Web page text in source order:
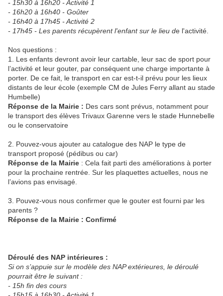
- 15h30 à 16h20 - Activité 1
- 16h20 à 16h40 - Goûter
- 16h40 à 17h45 - Activité 2
- 17h45 - Les parents récupèrent l'enfant sur le lieu de l'activité.
Nos questions :
1. Les enfants devront avoir leur cartable, leur sac de sport pour
l’activité et leur gouter, par conséquent une charge importante à
porter. De ce fait, le transport en car est-t-il prévu pour les lieux
distants de leur école (exemple CM de Jules Ferry allant au stade
Humbelle)
Réponse de la Mairie : Des cars sont prévus, notamment pour
le transport des élèves Trivaux Garenne vers le stade Hunnebelle
ou le conservatoire
2. Pouvez-vous ajouter au catalogue des NAP le type de
transport proposé (pédibus ou car)
Réponse de la Mairie : Cela fait parti des améliorations à porter
pour la prochaine rentrée. Sur les plaquettes actuelles, nous ne
l’avions pas envisagé.
3. Pouvez-vous nous confirmer que le gouter est fourni par les
parents ?
Réponse de la Mairie : Confirmé
Déroulé des NAP intérieures :
Si on s’appuie sur le modèle des NAP extérieures, le déroulé
pourrait être le suivant :
- 15h fin des cours